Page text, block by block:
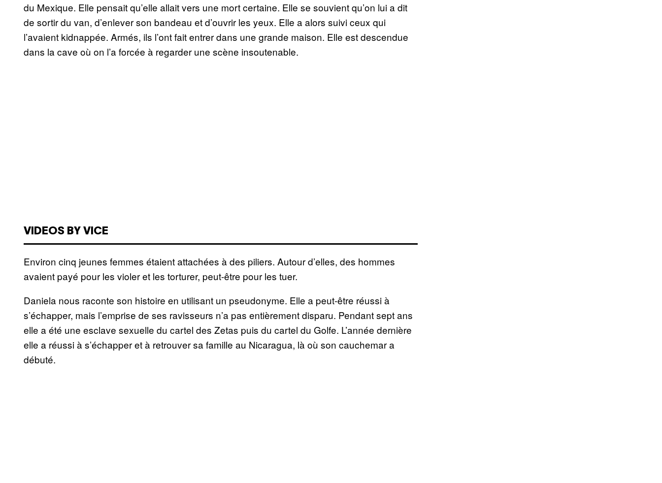
du Mexique. Elle pensait qu’elle allait vers une mort certaine. Elle se souvient qu’on lui a dit
de sortir du van, d’enlever son bandeau et d’ouvrir les yeux. Elle a alors suivi ceux qui
l’avaient kidnappée. Armés, ils l’ont fait entrer dans une grande maison. Elle est descendue
dans la cave où on l’a forcée à regarder une scène insoutenable.
VIDEOS BY VICE
Environ cinq jeunes femmes étaient attachées à des piliers. Autour d’elles, des hommes
avaient payé pour les violer et les torturer, peut-être pour les tuer.
Daniela nous raconte son histoire en utilisant un pseudonyme. Elle a peut-être réussi à
s’échapper, mais l’emprise de ses ravisseurs n’a pas entièrement disparu. Pendant sept ans
elle a été une esclave sexuelle du cartel des Zetas puis du cartel du Golfe. L’année dernière
elle a réussi à s’échapper et à retrouver sa famille au Nicaragua, là où son cauchemar a
débuté.